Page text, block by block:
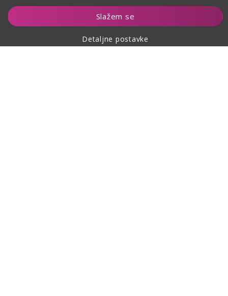
Slažem se
Detaljne postavke
Dodaj u košaricu